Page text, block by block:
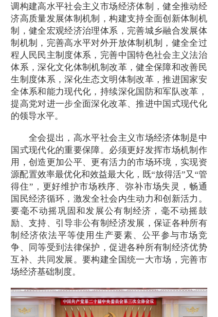
调构建高水平社会主义市场经济体制，健全推动经
济高质量发展体制机制，构建支持全面创新体制机
制，健全宏观经济治理体系，完善城乡融合发展体
制机制，完善高水平对外开放体制机制，健全全过
程人民民主制度体系，完善中国特色社会主义法治
体系，深化文化体制机制改革，健全保障和改善民
生制度体系，深化生态文明体制改革，推进国家安
全体系和能力现代化，持续深化国防和军队改革，
提高党对进一步全面深化改革、推进中国式现代化
的领导水平。
全会提出，高水平社会主义市场经济体制是中
国式现代化的重要保障。必须更好发挥市场机制作
用，创造更加公平、更有活力的市场环境，实现资
源配置效率最优化和效益最大化，既“放得活”又“管
得住”，更好维护市场秩序、弥补市场失灵，畅通
国民经济循环，激发全社会内生动力和创新活力。
要毫不动摇巩固和发展公有制经济，毫不动摇鼓
励、支持、引导非公有制经济发展，保证各种所有
制经济依法平等使用生产要素、公平参与市场竞
争、同等受到法律保护，促进各种所有制经济优势
互补、共同发展。要构建全国统一大市场，完善市
场经济基础制度。